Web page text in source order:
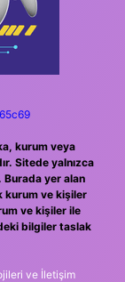
kurum veya
Sitede yalnızca
Burada yer alan
kurum ve kişiler
ve kişiler ile
bilgiler taslak
ve İletişim